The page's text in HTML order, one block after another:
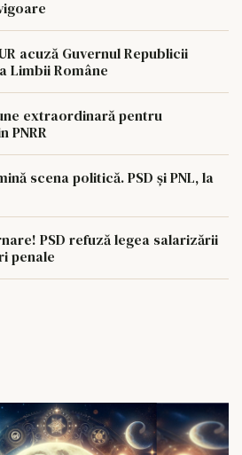
acuză Guvernul Republicii
Limbii Române
extraordinară pentru
PNRR
scena politică. PSD și PNL, la
PSD refuză legea salarizării
penale